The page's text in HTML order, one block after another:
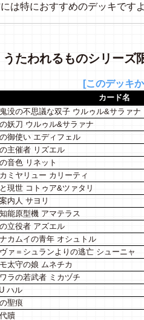
は特におすすめのデッキです
うたわれるものシリーズ
[このデッキ
カード名
没の不思議な双子 ウルゥル&サラァナ
妖刀 ウルゥル&サラァナ
御使い エディフェル
主催者 リズエル
音色 リネット
ミヤリュー カリーティ
現世 コトゥア&ツァタリ
内人 サヨリ
能原型機 アマテラス
立役者 アズエル
カムイの青年 オシュトル
ァ＝シュランよりの逃亡 シューニャ
太守の娘 ムネチカ
ラの若武者 ミカヅチ
ハル
聖痕
贖